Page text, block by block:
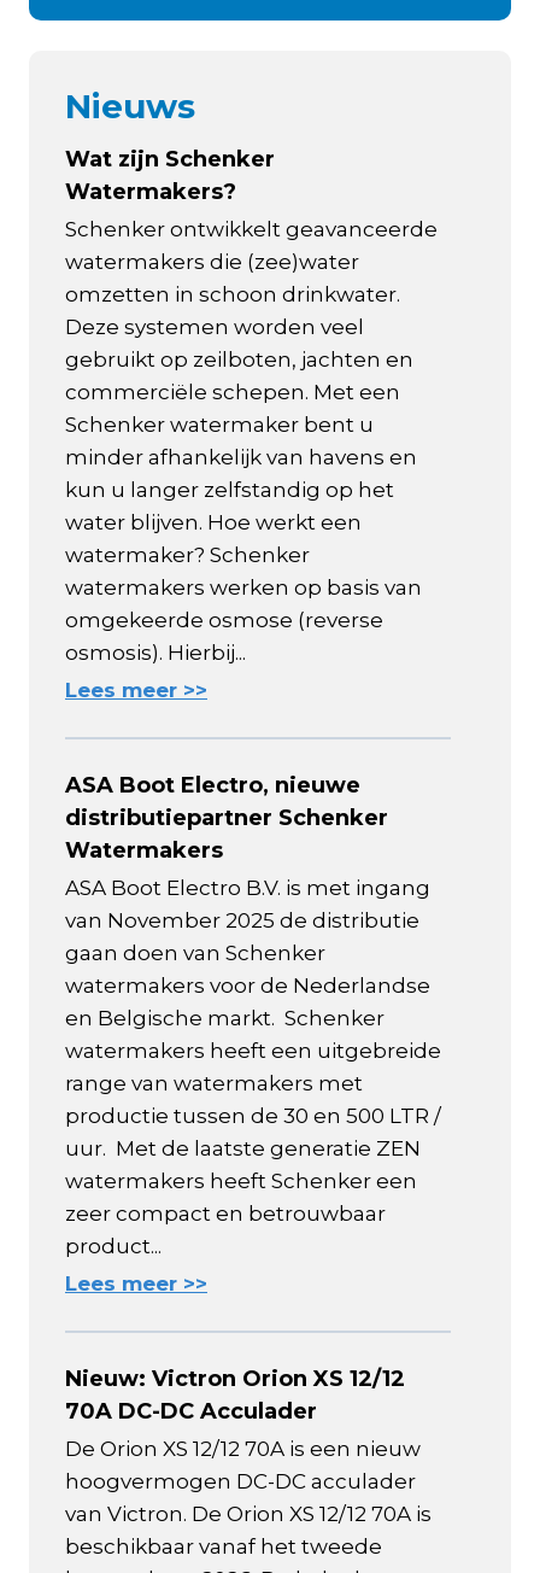
Nieuws
Wat zijn Schenker
Watermakers?
Schenker ontwikkelt geavanceerde
watermakers die (zee)water
omzetten in schoon drinkwater.
Deze systemen worden veel
gebruikt op zeilboten, jachten en
commerciële schepen. Met een
Schenker watermaker bent u
minder afhankelijk van havens en
kun u langer zelfstandig op het
water blijven. Hoe werkt een
watermaker? Schenker
watermakers werken op basis van
omgekeerde osmose (reverse
osmosis). Hierbij...
Lees meer >>
ASA Boot Electro, nieuwe
distributiepartner Schenker
Watermakers
ASA Boot Electro B.V. is met ingang
van November 2025 de distributie
gaan doen van Schenker
watermakers voor de Nederlandse
en Belgische markt. Schenker
watermakers heeft een uitgebreide
range van watermakers met
productie tussen de 30 en 500 LTR /
uur. Met de laatste generatie ZEN
watermakers heeft Schenker een
zeer compact en betrouwbaar
product...
Lees meer >>
Nieuw: Victron Orion XS 12/12
70A DC-DC Acculader
De Orion XS 12/12 70A is een nieuw
hoogvermogen DC-DC acculader
van Victron. De Orion XS 12/12 70A is
beschikbaar vanaf het tweede